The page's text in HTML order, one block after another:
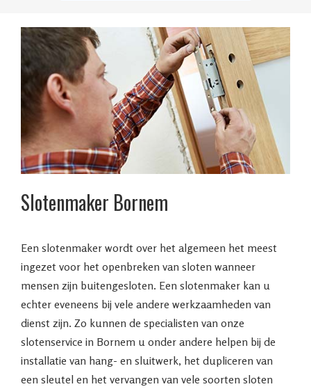
Slotenmaker Bornem
Een slotenmaker wordt over het algemeen het meest
ingezet voor het openbreken van sloten wanneer
mensen zijn buitengesloten. Een slotenmaker kan u
echter eveneens bij vele andere werkzaamheden van
dienst zijn. Zo kunnen de specialisten van onze
slotenservice in Bornem u onder andere helpen bij de
installatie van hang- en sluitwerk, het dupliceren van
een sleutel en het vervangen van vele soorten sloten